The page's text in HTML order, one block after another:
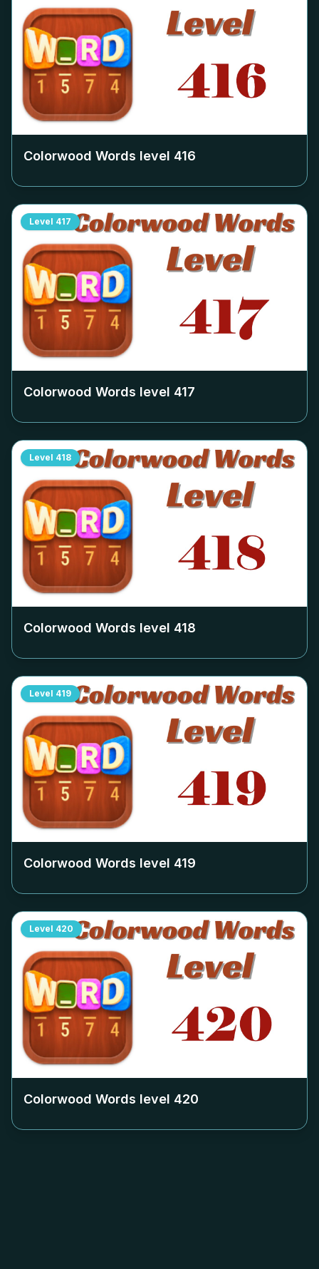
Colorwood Words level 416
Level 417
Colorwood Words level 417
Level 418
Colorwood Words level 418
Level 419
Colorwood Words level 419
Level 420
Colorwood Words level 420